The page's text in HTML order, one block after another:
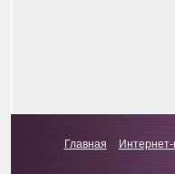
Главная Интернет-